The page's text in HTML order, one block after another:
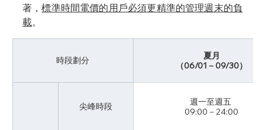
著，標準時間電價的用戶必須更精準的管理週末的負
載。
時段劃分
夏月
（06/01－09/30）
尖峰時段
週一至週五
09:00－24:00